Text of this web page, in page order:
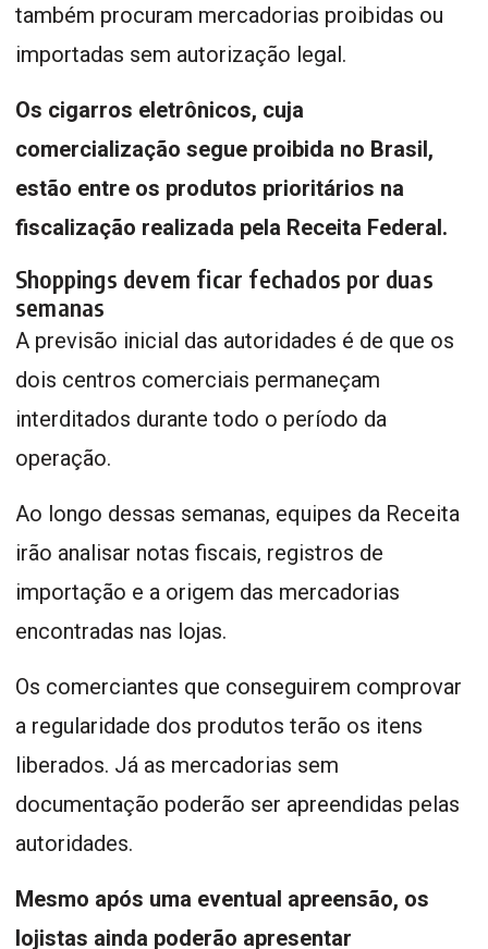
também procuram mercadorias proibidas ou
importadas sem autorização legal.
Os cigarros eletrônicos, cuja
comercialização segue proibida no Brasil,
estão entre os produtos prioritários na
fiscalização realizada pela Receita Federal.
Shoppings devem ficar fechados por duas
semanas
A previsão inicial das autoridades é de que os
dois centros comerciais permaneçam
interditados durante todo o período da
operação.
Ao longo dessas semanas, equipes da Receita
irão analisar notas fiscais, registros de
importação e a origem das mercadorias
encontradas nas lojas.
Os comerciantes que conseguirem comprovar
a regularidade dos produtos terão os itens
liberados. Já as mercadorias sem
documentação poderão ser apreendidas pelas
autoridades.
Mesmo após uma eventual apreensão, os
lojistas ainda poderão apresentar